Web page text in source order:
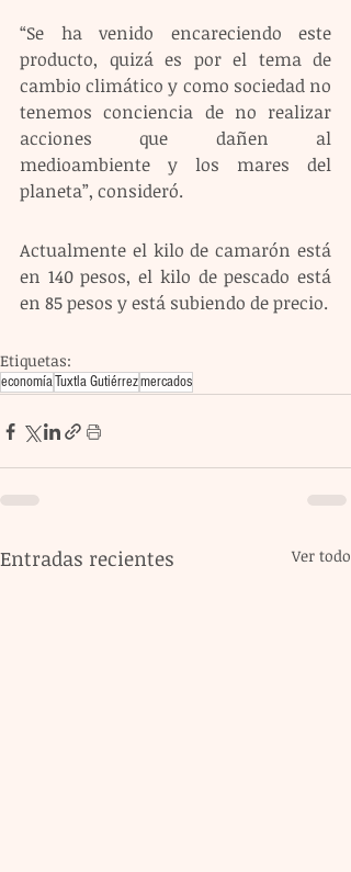
“Se ha venido encareciendo este
producto, quizá es por el tema de
cambio climático y como sociedad no
tenemos conciencia de no realizar
acciones que dañen al
medioambiente y los mares del
planeta”, consideró.
Actualmente el kilo de camarón está
en 140 pesos, el kilo de pescado está
en 85 pesos y está subiendo de precio.
Etiquetas:
economíaTuxtla Gutiérrezmercados
Entradas recientes Ver todo